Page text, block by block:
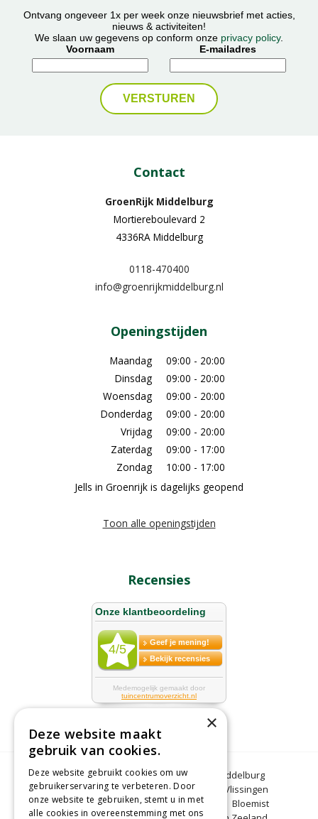
Ontvang ongeveer 1x per week onze nieuwsbrief met acties,
nieuws & activiteiten!
We slaan uw gegevens op conform onze privacy policy.
Voornaam
E-mailadres
Contact
GroenRijk Middelburg​
Mortiereboulevard 2
4336RA Middelburg
0118-470400
info@groenrijkmiddelburg.nl
Openingstijden
Maandag
09:00 - 20:00
Dinsdag
09:00 - 20:00
Woensdag
09:00 - 20:00
Donderdag
09:00 - 20:00
Vrijdag
09:00 - 20:00
Zaterdag
09:00 - 17:00
Zondag
10:00 - 17:00
Jells in Groenrijk is dagelijks geopend
Toon alle openingstijden
Recensies
Bloemen Middelburg
Dierenwinkel Middelburg
Kerstbomen Middelburg
Tuincentrum Vlissingen
Tuincentrum Zeeland
Gartencenter
Bloemist
×
Deze website maakt
gebruik van cookies.
Deze website gebruikt cookies om uw
gebruikerservaring te verbeteren. Door
onze website te gebruiken, stemt u in met
alle cookies in overeenstemming met ons